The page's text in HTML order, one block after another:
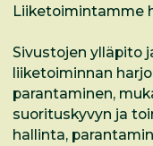
Liiketoimintamme
Sivustojen ylläpito
liiketoiminnan
parantaminen,
suorituskyvyn ja
hallinta,